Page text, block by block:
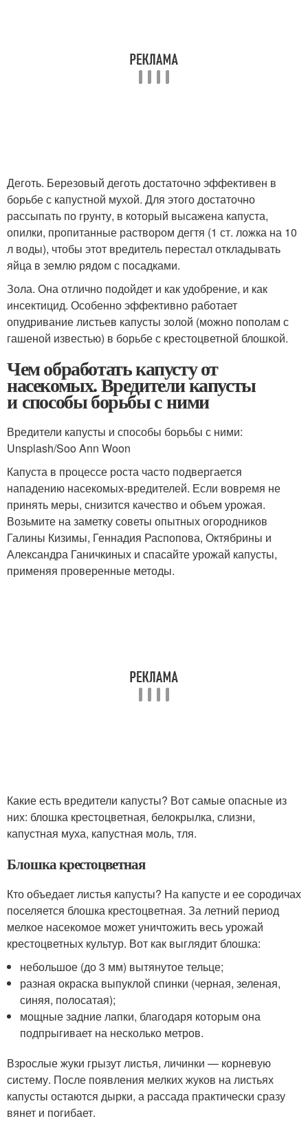
Деготь. Березовый деготь достаточно эффективен в
борьбе с капустной мухой. Для этого достаточно
рассыпать по грунту, в который высажена капуста,
опилки, пропитанные раствором дегтя (1 ст. ложка на 10
л воды), чтобы этот вредитель перестал откладывать
яйца в землю рядом с посадками.
Зола. Она отлично подойдет и как удобрение, и как
инсектицид. Особенно эффективно работает
опудривание листьев капусты золой (можно пополам с
гашеной известью) в борьбе с крестоцветной блошкой.
Чем обработать капусту от
насекомых. Вредители капусты
и способы борьбы с ними
Вредители капусты и способы борьбы с ними:
Unsplash/Soo Ann Woon
Капуста в процессе роста часто подвергается
нападению насекомых-вредителей. Если вовремя не
принять меры, снизится качество и объем урожая.
Возьмите на заметку советы опытных огородников
Галины Кизимы, Геннадия Распопова, Октябрины и
Александра Ганичкиных и спасайте урожай капусты,
применяя проверенные методы.
Какие есть вредители капусты? Вот самые опасные из
них: блошка крестоцветная, белокрылка, слизни,
капустная муха, капустная моль, тля.
Блошка крестоцветная
Кто объедает листья капусты? На капусте и ее сородичах
поселяется блошка крестоцветная. За летний период
мелкое насекомое может уничтожить весь урожай
крестоцветных культур. Вот как выглядит блошка:
небольшое (до 3 мм) вытянутое тельце;
разная окраска выпуклой спинки (черная, зеленая,
синяя, полосатая);
мощные задние лапки, благодаря которым она
подпрыгивает на несколько метров.
Взрослые жуки грызут листья, личинки — корневую
систему. После появления мелких жуков на листьях
капусты остаются дырки, а рассада практически сразу
вянет и погибает.